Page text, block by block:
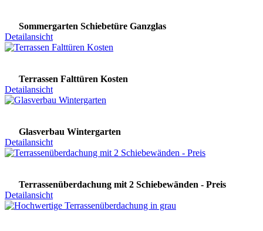
Sommergarten Schiebetüre Ganzglas
Detailansicht
Terrassen Falttüren Kosten
Detailansicht
Glasverbau Wintergarten
Detailansicht
Terrassenüberdachung mit 2 Schiebewänden - Preis
Detailansicht